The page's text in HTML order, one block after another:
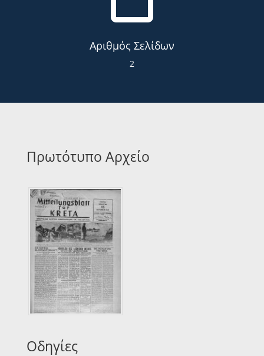
Αριθμός Σελίδων
2
Πρωτότυπο Αρχείο
Οδηγίες